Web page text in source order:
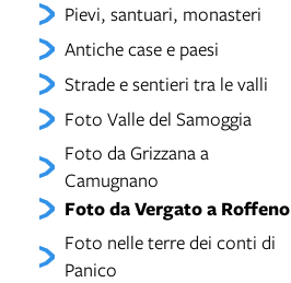
Pievi, santuari, monasteri
Antiche case e paesi
Strade e sentieri tra le valli
Foto Valle del Samoggia
Foto da Grizzana a
Camugnano
Foto da Vergato a Roffeno
Foto nelle terre dei conti di
Panico